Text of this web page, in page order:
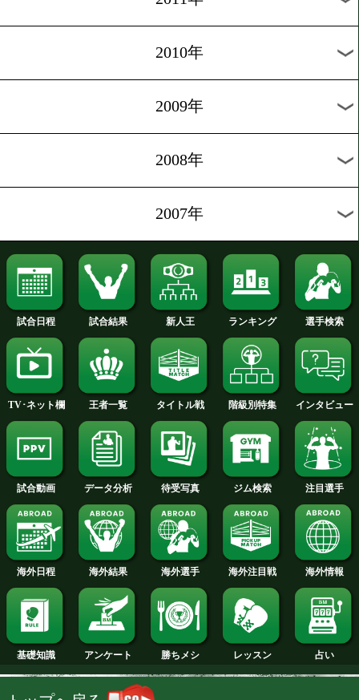
2018年
2017年
2016年
2015年
2014年
2013年
2012年
2011年
2010年